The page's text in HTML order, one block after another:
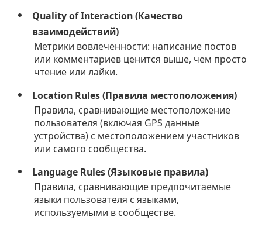
Quality of Interaction (Качество
взаимодействий)
Метрики вовлеченности: написание постов
или комментариев ценится выше, чем просто
чтение или лайки.
Location Rules (Правила местоположения)
Правила, сравнивающие местоположение
пользователя (включая GPS данные
устройства) с местоположением участников
или самого сообщества.
Language Rules (Языковые правила)
Правила, сравнивающие предпочитаемые
языки пользователя с языками,
используемыми в сообществе.